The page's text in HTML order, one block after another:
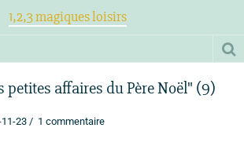
1,2,3 magiques loisirs
petites affaires du Père Noël" (9)
23 1 commentaire